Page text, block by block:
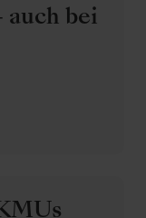
bei